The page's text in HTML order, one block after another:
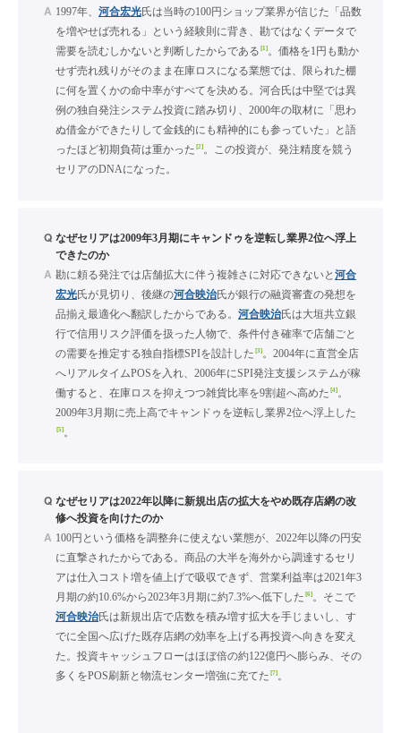
A 1997年、 河合宏光氏は当時の100円ショップ業界が信じた「品数
を増やせば売れる」という経験則に背き、勘ではなくデータで
需要を読むしかないと判断したからである [1]。価格を1円も動か
せず売れ残りがそのまま在庫ロスになる業態では、限られた棚
に何を置くかの命中率がすべてを決める。河合氏は中堅では異
例の独自発注システム投資に踏み切り、2000年の取材に「思わ
ぬ借金ができたりして金銭的にも精神的にも参っていた」と語
ったほど初期負荷は重かった [2]。この投資が、発注精度を競う
セリアのDNAになった。
Q なぜセリアは2009年3月期にキャンドゥを逆転し業界2位へ浮上
できたのか
A 勘に頼る発注では店舗拡大に伴う複雑さに対応できないと 河合
宏光氏が見切り、後継の河合映治氏が銀行の融資審査の発想を
品揃え最適化へ翻訳したからである。 河合映治氏は大垣共立銀
行で信用リスク評価を扱った人物で、条件付き確率で店舗ごと
の需要を推定する独自指標SPIを設計した [3]。2004年に直営全店
へリアルタイムPOSを入れ、2006年にSPI発注支援システムが稼
働すると、在庫ロスを抑えつつ雑貨比率を9割超へ高めた [4]。
2009年3月期に売上高でキャンドゥを逆転し業界2位へ浮上した
[5]。
Q なぜセリアは2022年以降に新規出店の拡大をやめ既存店網の改
修へ投資を向けたのか
A 100円という価格を調整弁に使えない業態が、2022年以降の円安
に直撃されたからである。商品の大半を海外から調達するセリ
アは仕入コスト増を値上げで吸収できず、営業利益率は2021年3
月期の約10.6%から2023年3月期に約7.3%へ低下した [6]。そこで
河合映治氏は新規出店で店数を積み増す拡大を手じまいし、す
でに全国へ広げた既存店網の効率を上げる再投資へ向きを変え
た。投資キャッシュフローはほぼ倍の約122億円へ膨らみ、その
多くをPOS刷新と物流センター増強に充てた [7]。